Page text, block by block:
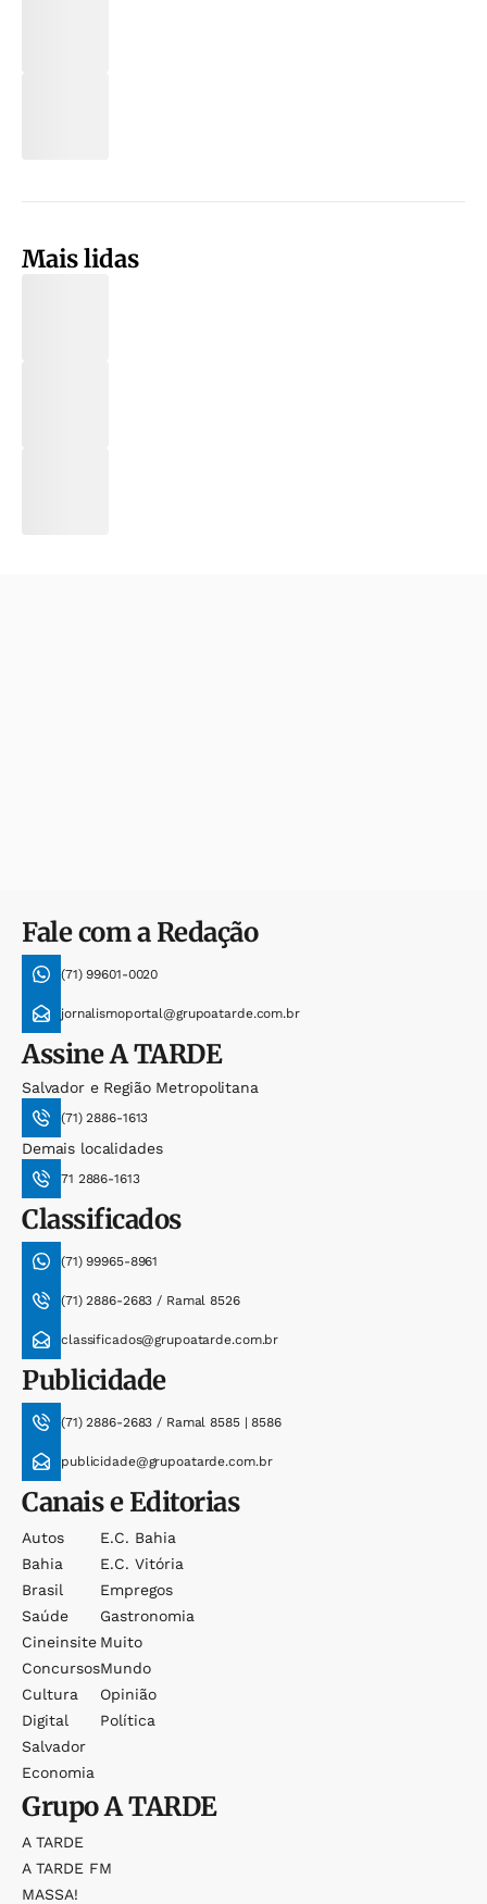
Mais lidas
Fale com a Redação
(71) 99601-0020
jornalismoportal@grupoatarde.com.br
AssineA TARDE
Salvador e Região Metropolitana
(71) 2886-1613
Demais localidades
71 2886-1613
Classificados
(71) 99965-8961
(71) 2886-2683 / Ramal 8526
classificados@grupoatarde.com.br
Publicidade
(71) 2886-2683 / Ramal 8585 | 8586
publicidade@grupoatarde.com.br
Canais e Editorias
Autos
Bahia
Brasil
Saúde
Cineinsite
Concursos
Cultura
Digital
Salvador
Economia
E.c. Bahia
E.c. Vitória
Empregos
Gastronomia
Muito
Mundo
Opinião
Política
GrupoA TARDE
A TARDE
A TARDE FM
MASSA!